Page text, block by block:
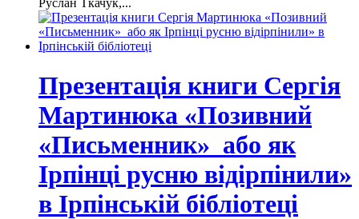
Руслан Ткачук,...
Презентація книги Сергія
Мартинюка «Позивний
«Письменник» або як
Ірпінці русню відірпінили»
в Ірпінській бібліотеці